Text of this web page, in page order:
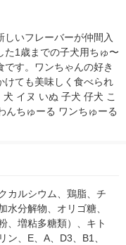
いフレーバーが仲間入
た1歳までの子犬用ちゅ〜
す。ワンちゃんの好き
けても美味しく食べられ
イヌ いぬ 子犬 仔犬 こ
んちゅーる ワンちゅーる
カルシウム、鶏脂、チ
水分解物、オリゴ糖、
、増粘多糖類）、キト
ン、E、A、D3、B1、